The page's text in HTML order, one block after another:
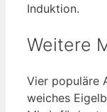
Induktion.
Weitere
Vier populäre
weiches